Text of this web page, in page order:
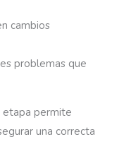
cambios
problemas que
etapa permite
una correcta